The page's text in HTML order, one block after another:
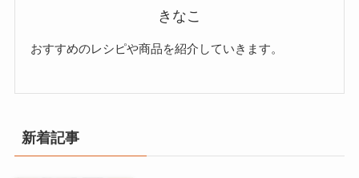
きなこ
おすすめのレシピや商品を紹介していきます。
新着記事